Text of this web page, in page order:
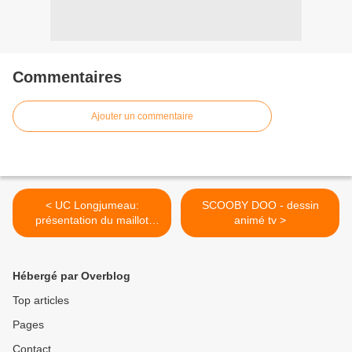
Commentaires
Ajouter un commentaire
< UC Longjumeau:
présentation du maillot
2014
SCOOBY DOO - dessin
animé tv >
Hébergé par Overblog
Top articles
Pages
Contact